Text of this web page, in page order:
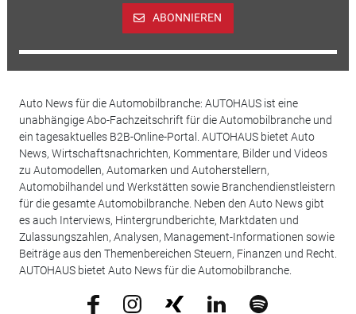
ABONNIEREN
Auto News für die Automobilbranche: AUTOHAUS ist eine
unabhängige Abo-Fachzeitschrift für die Automobilbranche und
ein tagesaktuelles B2B-Online-Portal. AUTOHAUS bietet Auto
News, Wirtschaftsnachrichten, Kommentare, Bilder und Videos
zu Automodellen, Automarken und Autoherstellern,
Automobilhandel und Werkstätten sowie Branchendienstleistern
für die gesamte Automobilbranche. Neben den Auto News gibt
es auch Interviews, Hintergrundberichte, Marktdaten und
Zulassungszahlen, Analysen, Management-Informationen sowie
Beiträge aus den Themenbereichen Steuern, Finanzen und Recht.
AUTOHAUS bietet Auto News für die Automobilbranche.